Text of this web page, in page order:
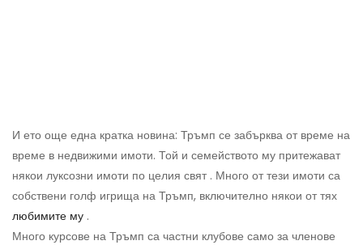
И ето още една кратка новина: Тръмп се забърква от време на
време в недвижими имоти. Той и семейството му притежават
някои луксозни имоти по целия свят . Много от тези имоти са
собствени голф игрища на Тръмп, включително някои от тях
любимите му .
Много курсове на Тръмп са частни клубове само за членове